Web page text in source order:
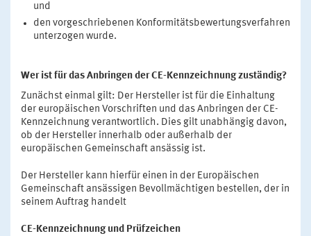
und
den vorgeschriebenen Konformitätsbewertungsverfahren
unterzogen wurde.
Wer ist für das Anbringen der CE-Kennzeichnung zuständig?
Zunächst einmal gilt: Der Hersteller ist für die Einhaltung
der europäischen Vorschriften und das Anbringen der CE-
Kennzeichnung verantwortlich. Dies gilt unabhängig davon,
ob der Hersteller innerhalb oder außerhalb der
europäischen Gemeinschaft ansässig ist.
Der Hersteller kann hierfür einen in der Europäischen
Gemeinschaft ansässigen Bevollmächtigen bestellen, der in
seinem Auftrag handelt
CE-Kennzeichnung und Prüfzeichen